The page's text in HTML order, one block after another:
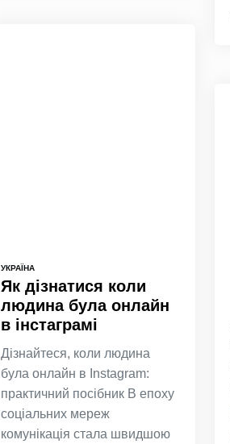
УКРАЇНА
Як дізнатися коли
людина була онлайн
в інстаграмі
Дізнайтеся, коли людина
була онлайн в Instagram:
практичний посібник В епоху
соціальних мереж
комунікація стала швидшою